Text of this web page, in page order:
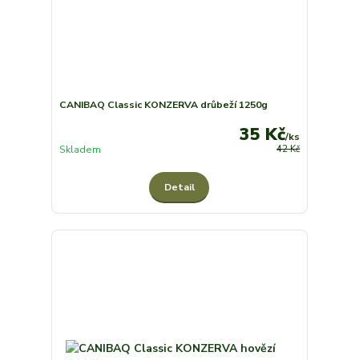
CANIBAQ Classic KONZERVA drůbeží 1250g
42 Kč
35 Kč/ks
Skladem
Detail